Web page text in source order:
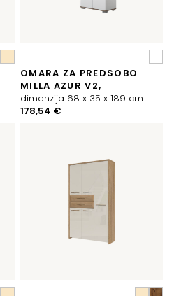
OMARA ZA PREDSOBO
MILLA AZUR V2,
dimenzija 68 x 35 x 189 cm
178,54 €